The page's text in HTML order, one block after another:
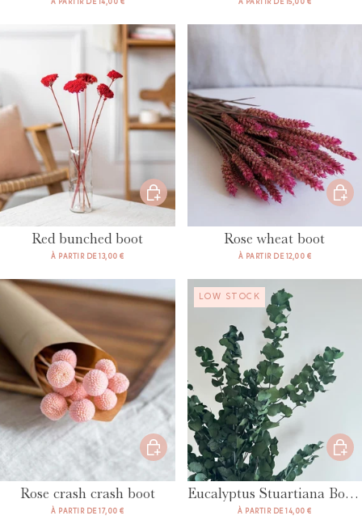
À PARTIR DE 14,00 € À PARTIR DE 15,00 €
Red bunched boot
À PARTIR DE 13,00 €
Rose wheat boot
À PARTIR DE 12,00 €
Rose crash crash boot
À PARTIR DE 17,00 €
LOW STOCK
Eucalyptus Stuartiana Boot Green
À PARTIR DE 14,00 €